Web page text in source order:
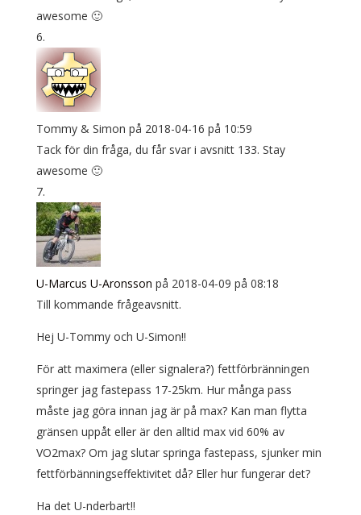
awesome 🙂
Tommy & Simon på 2018-04-16 på 10:59
Tack för din fråga, du får svar i avsnitt 133. Stay
awesome 🙂
U-Marcus U-Aronsson på 2018-04-09 på 08:18
Till kommande frågeavsnitt.
Hej U-Tommy och U-Simon!!
För att maximera (eller signalera?) fettförbränningen
springer jag fastepass 17-25km. Hur många pass
måste jag göra innan jag är på max? Kan man flytta
gränsen uppåt eller är den alltid max vid 60% av
VO2max? Om jag slutar springa fastepass, sjunker min
fettförbänningseffektivitet då? Eller hur fungerar det?
Ha det U-nderbart!!